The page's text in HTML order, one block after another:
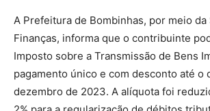
A Prefeitura de Bombinhas, por meio da
Finanças, informa que o contribuinte
Imposto sobre a Transmissão de Bens
pagamento único e com desconto até o
dezembro de 2023. A alíquota foi